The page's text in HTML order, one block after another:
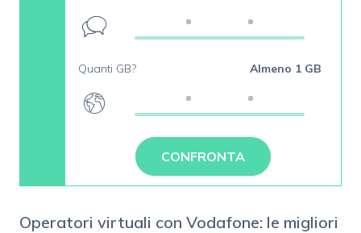
Quanti GB? Almeno 1 GB
CONFRONTA
Operatori virtuali con Vodafone: le migliori